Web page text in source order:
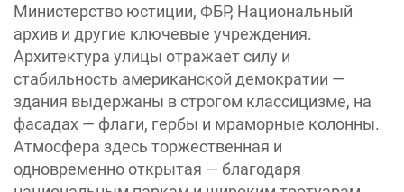
Министерство юстиции, ФБР, Национальный
архив и другие ключевые учреждения.
Архитектура улицы отражает силу и
стабильность американской демократии —
здания выдержаны в строгом классицизме, на
фасадах — флаги, гербы и мраморные колонны.
Атмосфера здесь торжественная и
одновременно открытая — благодаря